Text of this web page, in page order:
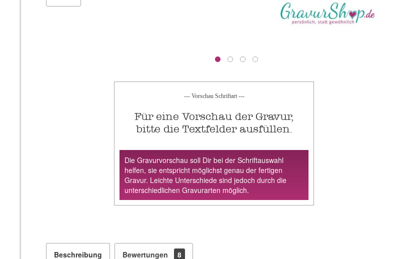
--- Vorschau Schriftart ---
Für eine Vorschau der Gravur,
bitte die Textfelder ausfüllen.
Die Gravurvorschau soll Dir bei der Schriftauswahl
helfen, sie entspricht möglichst genau der fertigen
Gravur. Leichte Unterschiede sind jedoch durch die
unterschiedlichen Gravurarten möglich.
Beschreibung Bewertungen 8